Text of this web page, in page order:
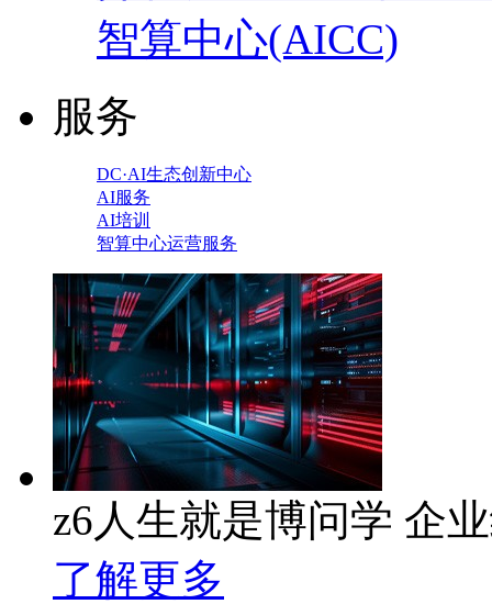
智算中心(AICC)
服务
DC·AI生态创新中心
AI服务
AI培训
智算中心运营服务
z6人生就是博问学 企
了解更多